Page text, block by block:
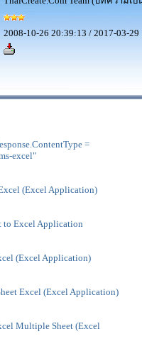
2008-10-26 20:39:13 / 2017-03-29
=
excel"
(Excel Application)
to Excel Application
(Excel Application)
Excel (Excel Application)
Multiple Sheet (Excel